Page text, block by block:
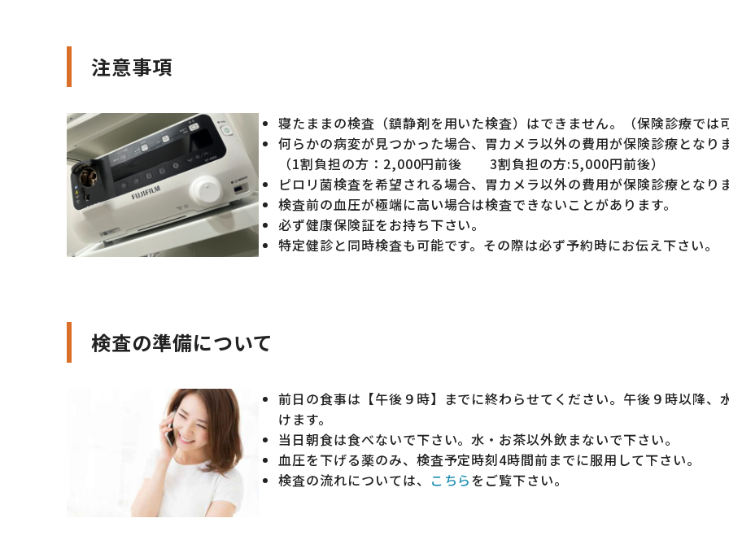
注意事項
寝たままの検査（鎮静剤を用いた検査）はできません。（保険診療では
何らかの病変が見つかった場合、胃カメラ以外の費用が保険診療となり
（1割負担の方：2,000円前後 3割負担の方:5,000円前後）
ピロリ菌検査を希望される場合、胃カメラ以外の費用が保険診療となり
検査前の血圧が極端に高い場合は検査できないことがあります。
必ず健康保険証をお持ち下さい。
特定健診と同時検査も可能です。その際は必ず予約時にお伝え下さい。
検査の準備について
前日の食事は【午後９時】までに終わらせてください。午後９時以降、
けます。
当日朝食は食べないで下さい。水・お茶以外飲まないで下さい。
血圧を下げる薬のみ、検査予定時刻4時間前までに服用して下さい。
検査の流れについては、 こちらをご覧下さい。